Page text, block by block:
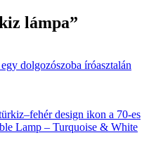
lámpa”
design ikon a 70-es
Lamp – Turquoise & White